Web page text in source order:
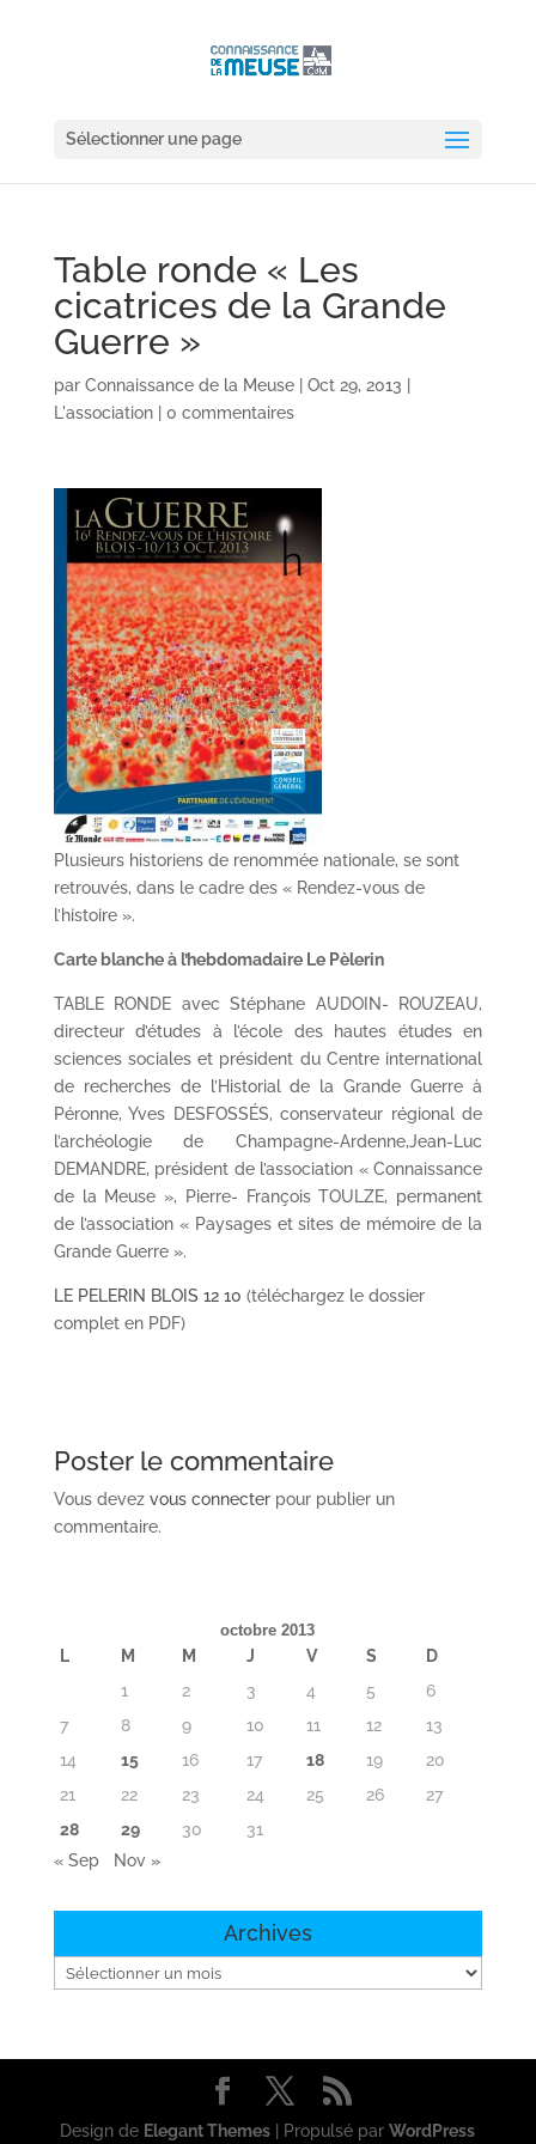
Sélectionner une page
Table ronde « Les
cicatrices de la Grande
Guerre »
par Connaissance de la Meuse| Oct 29, 2013
L'association| 0 commentaires
Plusieurs historiens de renommée nationale, se sont
retrouvés, dans le cadre des « Rendez-vous de
l’histoire ».
Carte blanche à l’hebdomadaire Le Pèlerin
TABLE RONDE avec Stéphane AUDOIN- ROUZEAU,
directeur d’études à l’école des hautes études en
sciences sociales et président du Centre international
de recherches de l’Historial de la Grande Guerre à
Péronne, Yves DESFOSSÉS, conservateur régional de
l’archéologie de Champagne-Ardenne,Jean-Luc
DEMANDRE, président de l’association « Connaissance
de la Meuse », Pierre- François TOULZE, permanent
de l’association « Paysages et sites de mémoire de la
Grande Guerre ».
LE PELERIN BLOIS 12 10 (téléchargez le dossier
complet en PDF)
Poster le commentaire
Vous devez vous connecterpour publier un
commentaire.
octobre 2013
L M M J V S
D
1
2 3 4 5
6
7
8 9 10 11 12
13
14
15 16 17 18 19
20
21
22 23 24 25 26
27
28
29 30
31
« Sep
Nov »
Archives
Archives
Design de Elegant Themes | Propulsé parWordPress